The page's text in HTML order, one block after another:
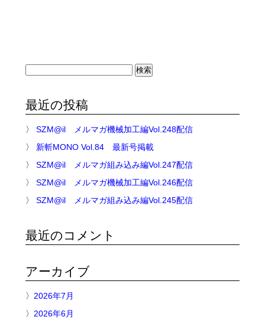
最近の投稿
SZM@il メルマガ機械加工編Vol.248配信
新斬MONO Vol.84 最新号掲載
SZM@il メルマガ組み込み編Vol.247配信
SZM@il メルマガ機械加工編Vol.246配信
SZM@il メルマガ組み込み編Vol.245配信
最近のコメント
アーカイブ
2026年7月
2026年6月